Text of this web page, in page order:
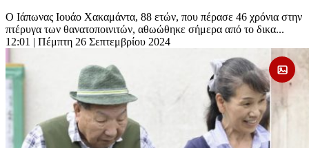
Ο Ιάπωνας Ιουάο Χακαμάντα, 88 ετών, που πέρασε 46 χρόνια στην
πτέρυγα των θανατοποινιτών, αθωώθηκε σήμερα από το δικα...
12:01 | Πέμπτη 26 Σεπτεμβρίου 2024